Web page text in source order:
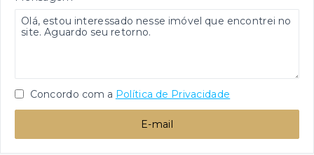
Concordo com a Política de Privacidade
E-mail